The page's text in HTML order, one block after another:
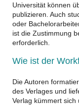
Universität können
publizieren. Auch
oder
ist die Zustimmung
erforderlich.
Wie ist der
Die Autoren
des Verlages und
Verlag kümmert sich